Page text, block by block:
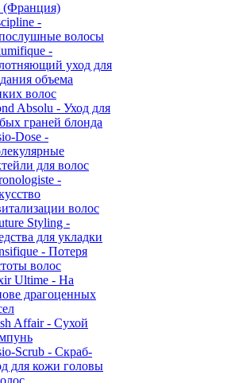
(Франция)
-
волосы
-
уход для
объема
волос
Absolu - Уход для
граней блонда
Dose -
для волос
-
волос
Styling -
для укладки
- Потеря
волос
Ultime - На
драгоценных
Affair - Сухой
Scrub - Скраб-
для кожи головы